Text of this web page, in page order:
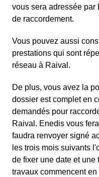
vous sera adressée par
de raccordement.
Vous pouvez aussi
prestations qui sont
réseau à Raival.
De plus, vous avez la
dossier est complet en
demandés pour
Raival. Enedis vous
faudra renvoyer signé
les trois mois suivants
de fixer une date et
travaux commencent